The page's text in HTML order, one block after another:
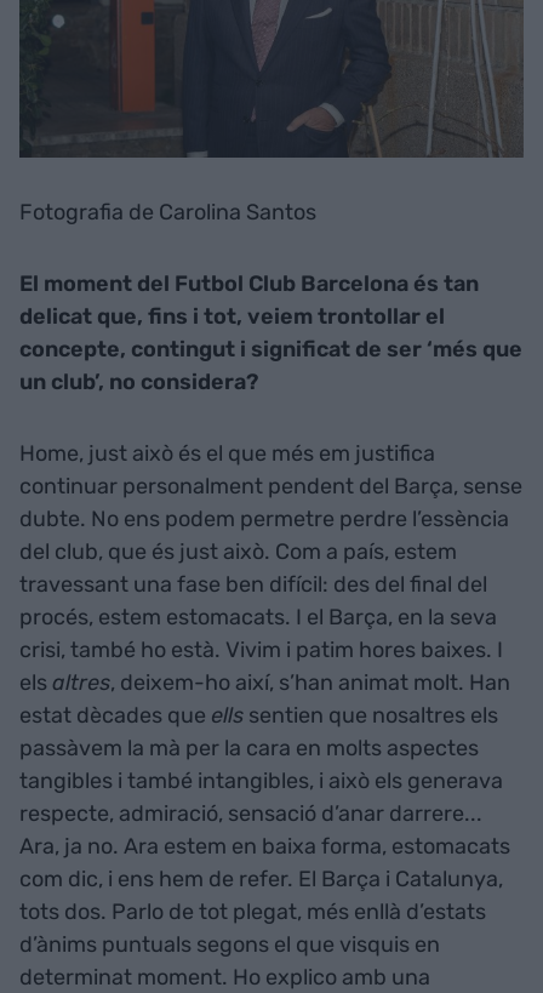
Fotografia de Carolina Santos
El moment del Futbol Club Barcelona és tan
delicat que, fins i tot, veiem trontollar el
concepte, contingut i significat de ser ‘més que
un club’, no considera?
Home, just això és el que més em justifica
continuar personalment pendent del Barça, sense
dubte. No ens podem permetre perdre l’essència
del club, que és just això. Com a país, estem
travessant una fase ben difícil: des del final del
procés, estem estomacats. I el Barça, en la seva
crisi, també ho està. Vivim i patim hores baixes. I
elsaltres, deixem-ho així, s’han animat molt. Han
estat dècades que ells sentien que nosaltres els
passàvem la mà per la cara en molts aspectes
tangibles i també intangibles, i això els generava
respecte, admiració, sensació d’anar darrere...
Ara, ja no. Ara estem en baixa forma, estomacats
com dic, i ens hem de refer. El Barça i Catalunya,
tots dos. Parlo de tot plegat, més enllà d’estats
d’ànims puntuals segons el que visquis en
determinat moment. Ho explico amb una